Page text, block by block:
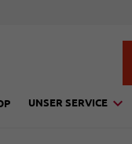
UNSER SERVICE